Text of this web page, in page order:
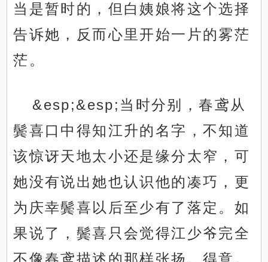
当是暂时的，但白姨娘将这个选择
告诉她，反而心里开始一片的雾茫
茫。
&esp;&esp;当时分别，春鸢从
鬓喜口中得知江升的名字，不知道
该惊讶天地太小还是缘分太窄，可
她没有说出她也认识他的凑巧，更
为庆幸鬓喜以后至少有了落定。如
果说了，鬓喜只会觉得江少爷完全
不像春鸢描述的那样张扬、得意。